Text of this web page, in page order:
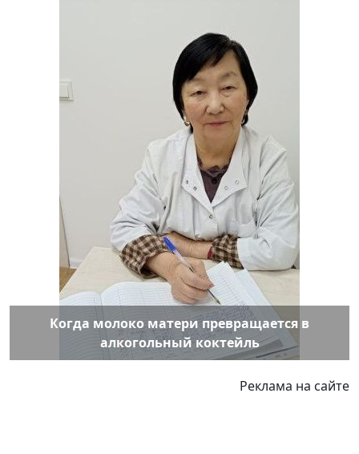
Когда молоко матери превращается в
алкогольный коктейль
Реклама на сайте